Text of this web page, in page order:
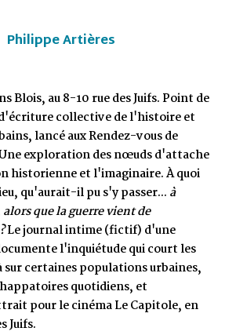
Philippe Artières
Blois, au 8-10 rue des Juifs. Point de
collective de l'histoire et
lancé aux Rendez-vous de
exploration des nœuds d'attache
historienne et l'imaginaire. À quoi
qu'aurait-il pu s'y passer... à
que la guerre vient de
Le journal intime (fictif) d'une
l'inquiétude qui court les
sur certaines populations urbaines,
quotidiens, et
pour le cinéma Le Capitole, en
Juifs.